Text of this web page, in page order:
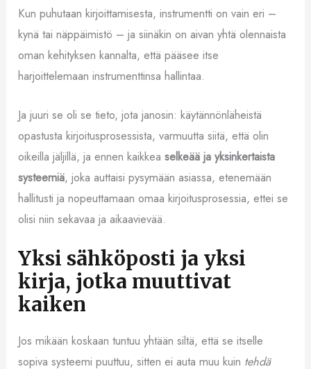
Kun puhutaan kirjoittamisesta, instrumentti on vain eri –
kynä tai näppäimistö – ja siinäkin on aivan yhtä olennaista
oman kehityksen kannalta, että pääsee itse
harjoittelemaan instrumenttinsa hallintaa.
Ja juuri se oli se tieto, jota janosin: käytännönläheistä
opastusta kirjoitusprosessista, varmuutta siitä, että olin
oikeilla jäljillä, ja ennen kaikkeaselkeää ja yksinkertaista
systeemiä, joka auttaisi pysymään asiassa, etenemään
hallitusti ja nopeuttamaan omaa kirjoitusprosessia, ettei se
olisi niin sekavaa ja aikaavievää.
Yksi sähköposti ja yksi
kirja, jotka muuttivat
kaiken
Jos mikään koskaan tuntuu yhtään siltä, että se itselle
sopiva systeemi puuttuu, sitten ei auta muu kuin tehdä